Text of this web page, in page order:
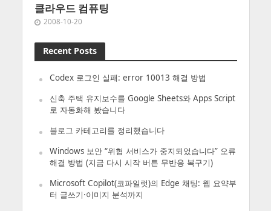
클라우드 컴퓨팅
2008-10-20
Recent Posts
Codex 로그인 실패: error 10013 해결 방법
신축 주택 유지보수를 Google Sheets와 Apps Script
로 자동화해 봤습니다
블로그 카테고리를 정리했습니다
Windows 보안 “위협 서비스가 중지되었습니다” 오류
해결 방법 (지금 다시 시작 버튼 무반응 복구기)
Microsoft Copilot(코파일럿)의 Edge 채팅: 웹 요약부
터 글쓰기·이미지 분석까지